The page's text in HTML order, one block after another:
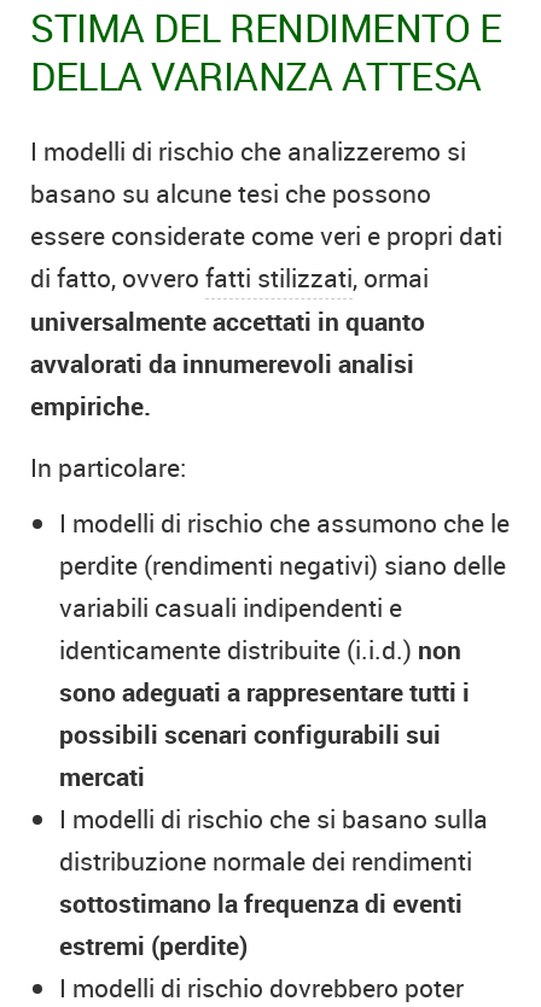
STIMA DEL RENDIMENTO E
DELLA VARIANZA ATTESA
I modelli di rischio che analizzeremo si
basano su alcune tesi che possono
essere considerate come veri e propri dati
di fatto, ovvero fatti stilizzati, ormai
universalmente accettati in quanto
avvalorati da innumerevoli analisi
empiriche.
In particolare:
I modelli di rischio che assumono che le
perdite (rendimenti negativi) siano delle
variabili casuali indipendenti e
identicamente distribuite (i.i.d.) non
sono adeguati a rappresentare tutti i
possibili scenari configurabili sui
mercati
I modelli di rischio che si basano sulla
distribuzione normale dei rendimenti
sottostimano la frequenza di eventi
estremi (perdite)
I modelli di rischio dovrebbero poter